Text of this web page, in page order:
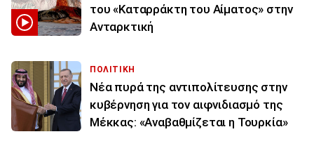
του «Καταρράκτη του Αίματος» στην
Ανταρκτική
ΠΟΛΙΤΙΚΗ
Νέα πυρά της αντιπολίτευσης στην
κυβέρνηση για τον αιφνιδιασμό της
Μέκκας: «Αναβαθμίζεται η Τουρκία»